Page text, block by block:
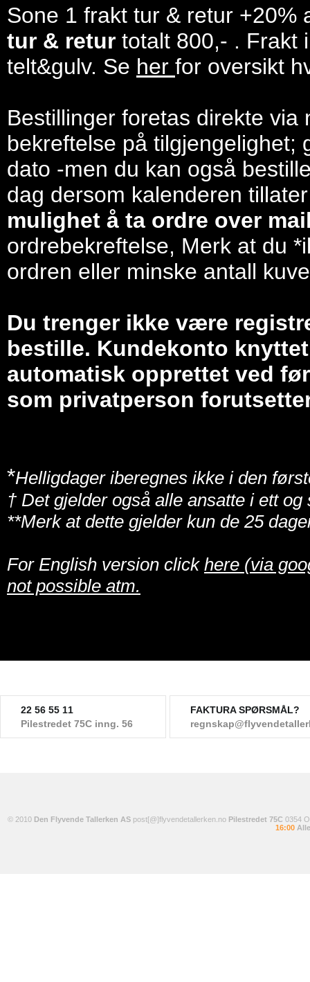
Sone 1 frakt tur & retur +20%
tur & retur totalt 800,- . Frakt
telt&gulv. Se her for oversikt
Bestillinger foretas direkte
bekreftelse på tilgjengelighet;
dato -men du kan også
dag dersom kalenderen
mulighet å ta ordre over
ordrebekreftelse, Merk at du
ordren eller minske antall
Du trenger ikke være
bestille. Kundekonto
automatisk opprettet ved
som privatperson
*Helligdager iberegnes ikke i den
† Det gjelder også alle ansatte i ett
**Merk at dette gjelder kun de 25
For English version click here (via
not possible atm.
22 56 55 11
Pilestredet 75C inng. 56
FAKTURA SPØRSMÅL?
© 2010 Den Flyvende Tallerken ASpost[@]flyvendetallerken.no Pilestredet 75C 0354
16:00